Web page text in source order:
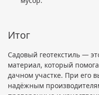
Итог
Садовый геотекстиль —
материал, который
дачном участке. При его
надёжным